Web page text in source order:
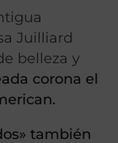
Juilliard
belleza y
corona el
también